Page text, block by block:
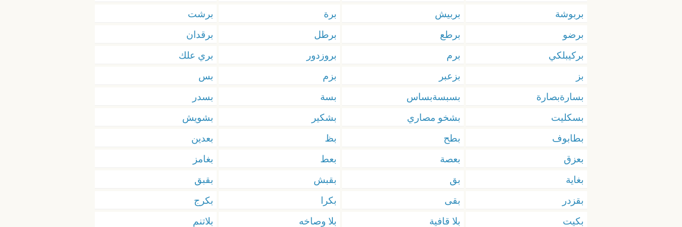
بربوشة
بربيش برة
برشت
برضو
برطع برطل
برقدان
بركيبلكي
برم بروزدور
بري علك
بز
بزعبر بزم
بس
بسارةبصارة
بسبسةبساس بسة
بسدر
بسكليت
بشخو مصاري بشكير
بشويش
بطابوف
بطح بظ
بعدين
بعزق
بعصة بعط
بغامز
بغاية
بق بقبش
بقبق
بقزدر
بقى بكرا
بكرج
بكيت
بلا قافية بلا وصاخه
بلاتنم